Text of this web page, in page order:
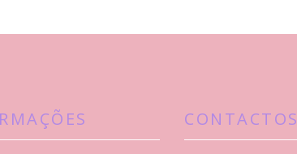
CONTACTOS